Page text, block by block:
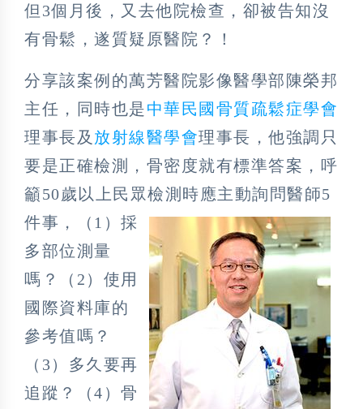
但3個月後，又去他院檢查，卻被告知沒
有骨鬆，遂質疑原醫院？！
分享該案例的萬芳醫院影像醫學部陳榮邦
主任，同時也是中華民國骨質疏鬆症學會
理事長及 放射線醫學會理事長，他強調只
要是正確檢測，骨密度就有標準答案，呼
籲50歲以上民眾檢測時應主動詢問醫師5
件事，
（1）採
多部位測量
嗎？（2）使用
國際資料庫的
參考值嗎？
（3）多久要再
追蹤？（4）骨